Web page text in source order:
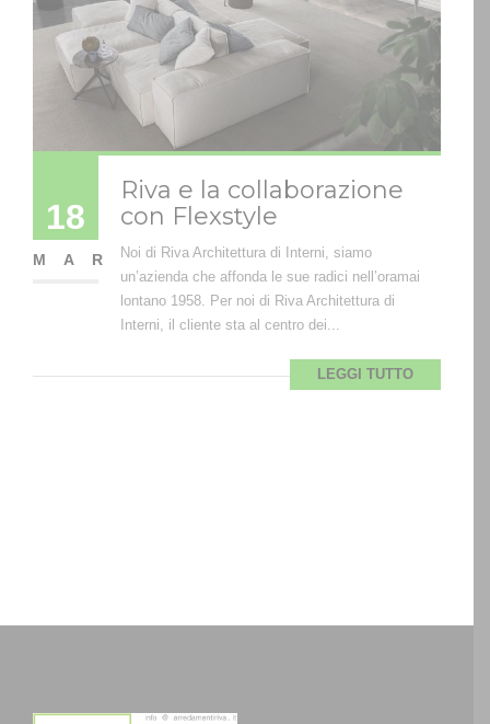
18
MAR
Riva e la collaborazione
con Flexstyle
Noi di Riva Architettura di Interni, siamo
un’azienda che affonda le sue radici nell’oramai
lontano 1958. Per noi di Riva Architettura di
Interni, il cliente sta al centro dei...
LEGGI TUTTO